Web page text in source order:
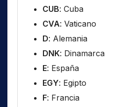
CUB: Cuba
CVA: Vaticano
D: Alemania
DNK: Dinamarca
E: España
EGY: Egipto
F: Francia